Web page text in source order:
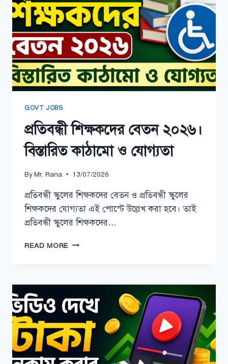
GOVT JOBS
প্রতিবন্ধী শিক্ষকদের বেতন ২০২৬।
বিস্তারিত কাঠামো ও যোগ্যতা
ByMr. Rana 13/07/2026
প্রতিবন্ধী স্কুলের শিক্ষকদের বেতন ও প্রতিবন্ধী স্কুলের
শিক্ষকদের যোগ্যতা এই পোস্টে উল্লেখ করা হবে। তাই
প্রতিবন্ধী স্কুলের শিক্ষকদের…
READ MORE প্রতিবন্ধী
বিস্তারিত
কাঠামো
ও